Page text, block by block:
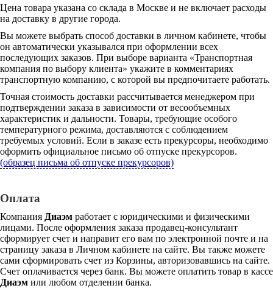
Цена товара указана со склада в Москве и не включает расходы
на доставку в другие города.
Вы можете выбрать способ доставки в личном кабинете, чтобы
он автоматически указывался при оформлении всех
последующих заказов. При выборе варианта «Транспортная
компания по выбору клиента» укажите в комментариях
транспортную компанию, с которой вы предпочитаете работать.
Точная стоимость доставки рассчитывается менеджером при
подтверждении заказа в зависимости от весообъемных
характеристик и дальности. Товары, требующие особого
температурного режима, доставляются с соблюдением
требуемых условий. Если в заказе есть прекурсоры, необходимо
оформить официальное письмо об отпуске прекурсоров.
(образец письма об отпуске прекурсоров)
Оплата
Компания Диаэм работает с юридическими и физическими
лицами. После оформления заказа продавец-консультант
сформирует счет и направит его вам по электронной почте и на
страницу заказа в Личном кабинете на сайте. Вы также можете
сами сформировать счет из Корзины, авторизовавшись на сайте.
Счет оплачивается через банк. Вы можете оплатить товар в кассе
Диаэм или любом отделении банка.